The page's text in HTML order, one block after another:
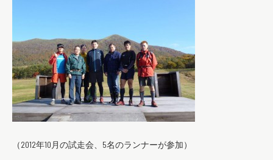
（2012年10月の試走会、5名のランナーが参加）